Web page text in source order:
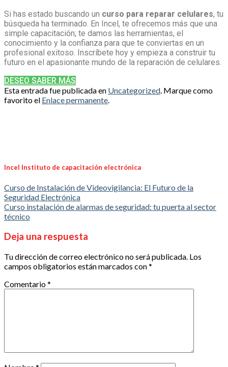
Si has estado buscando un curso para reparar celulares, tu
búsqueda ha terminado. En Incel, te ofrecemos más que una
simple capacitación; te damos las herramientas, el
conocimiento y la confianza para que te conviertas en un
profesional exitoso. Inscríbete hoy y empieza a construir tu
futuro en el apasionante mundo de la reparación de celulares.
DESEO SABER MÁS
Esta entrada fue publicada en Uncategorized. Marque como
favorito el Enlace permanente.
Incel Instituto de capacitación electrónica
Curso de Instalación de Videovigilancia: El Futuro de la
Seguridad Electrónica
Curso instalación de alarmas de seguridad: tu puerta al sector
técnico
Deja una respuesta
Tu dirección de correo electrónico no será publicada. Los
campos obligatorios están marcados con*
Comentario*